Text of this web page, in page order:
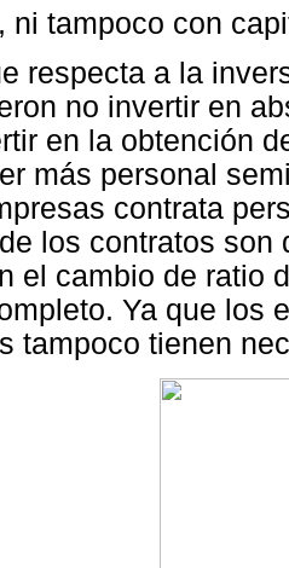
ni tampoco con
respecta a la
no invertir en
en la obtención
más personal
contrata
los contratos son
el cambio de ratio
Ya que los
tampoco tienen